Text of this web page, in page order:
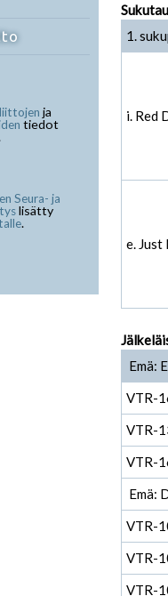
ja
tiedot
Seura- ja
lisätty
.
1.
i. Red
e.
Emä:
VTR-
VTR-
VTR-
Emä:
VTR-
VTR-
VTR-